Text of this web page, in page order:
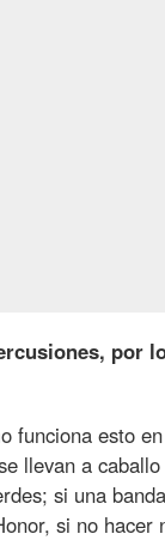
por
funciona esto
llevan a
si una
si no hacer